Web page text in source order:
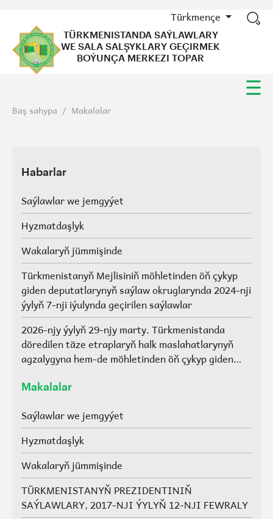
Türkmençe
TÜRKMENISTANDA SAÝLAWLARY
WE SALA SALŞYKLARY GEÇIRMEK
BOÝUNÇA MERKEZI TOPAR
Baş sahypa / Makalalar
Habarlar
Saýlawlar we jemgyýet
Hyzmatdaşlyk
Wakalaryň jümmişinde
Türkmenistanyň Mejlisiniň möhletinden öň çykyp
giden deputatlarynyň saýlaw okruglarynda 2024-nji
ýylyň 7-nji iýulynda geçirilen saýlawlar
2026-njy ýylyň 29-njy marty. Türkmenistanda
döredilen täze etraplaryň halk maslahatlarynyň
agzalygyna hem-de möhletinden öň çykyp giden
maslahatlarynyň we Geňeşleriň agzalarynyň ýerine
Makalalar
Saýlawlar we jemgyýet
Hyzmatdaşlyk
Wakalaryň jümmişinde
TÜRKMENISTANYŇ PREZIDENTINIŇ
SAÝLAWLARY, 2017-NJI ÝYLYŇ 12-NJI FEWRALY